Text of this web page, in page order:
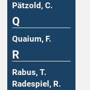
Pätzold, C.
Q
Quaium, F.
R
Rabus, T.
Radespiel, R.